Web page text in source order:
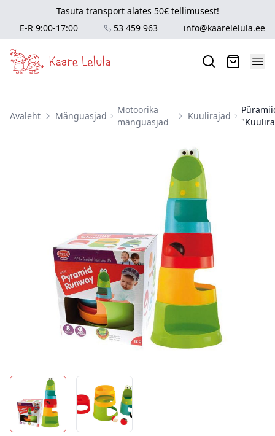
Tasuta transport alates 50€ tellimusest!
E-R 9:00-17:00
53 459 963 info@kaarelelula.ee
Avaleht Mänguasjad
Motoorika
mänguasjad
Kuulirajad